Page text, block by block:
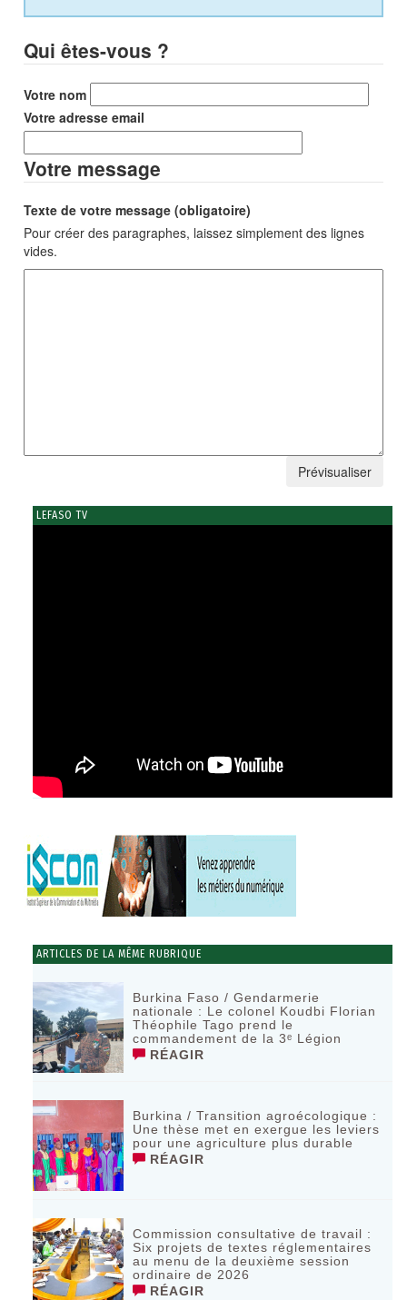
Qui êtes-vous ?
Votre nom
Votre adresse email
Votre message
Texte de votre message (obligatoire)
Pour créer des paragraphes, laissez simplement des lignes
vides.
LEFASO TV
ARTICLES DE LA MÊME RUBRIQUE
Burkina Faso / Gendarmerie
nationale : Le colonel Koudbi Florian
Théophile Tago prend le
commandement de la 3ᵉ Légion
RÉAGIR
Burkina / Transition agroécologique :
Une thèse met en exergue les leviers
pour une agriculture plus durable
RÉAGIR
Commission consultative de travail :
Six projets de textes réglementaires
au menu de la deuxième session
ordinaire de 2026
RÉAGIR